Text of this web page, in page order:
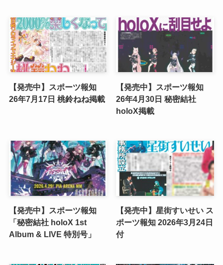
【発売中】スポーツ報知
26年7月17日 桃鈴ねね掲載
【発売中】スポーツ報知
26年4月30日 秘密結社
holoX掲載
【発売中】スポーツ報知
「秘密結社 holoX 1st
Album & LIVE 特別号」
【発売中】星街すいせい ス
ポーツ報知 2026年3月24日
付